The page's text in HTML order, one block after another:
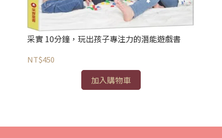
采實 10分鐘，玩出孩子專注力的潛能遊戲書
NT$450
加入購物車